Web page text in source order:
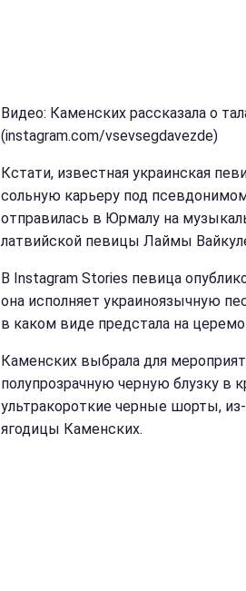
Видео: Каменских рассказала о
(instagram.com/vsevsegdavezde)
Кстати, известная украинская
сольную карьеру под
отправилась в Юрмалу на
латвийской певицы Лаймы
В Instagram Stories певица
она исполняет украиноязычную
в каком виде предстала на
Каменских выбрала для
полупрозрачную черную блузку в
ультракороткие черные шорты,
ягодицы Каменских.